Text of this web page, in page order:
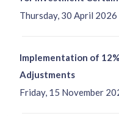
Thursday, 30 April 2026
Friday, 15 November
Implementation of
Adjustments